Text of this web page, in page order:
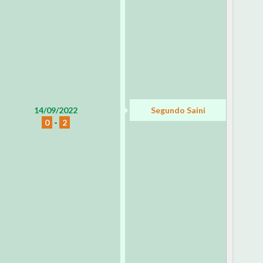
14/09/2022
0 - 2
Segundo Saini